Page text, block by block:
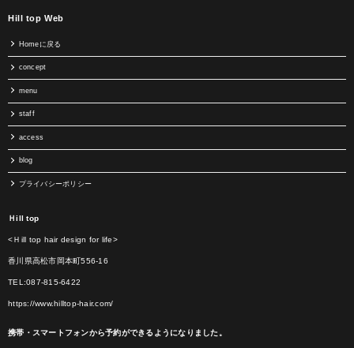
Hill top Web
Homeに戻る
concept
menu
staff
access
blog
プライバシーポリシー
Ｈill top
<Ｈill top hair design for life>
香川県高松市岡本町556-16
TEL:087-815-6422
https://www.hilltop-hair.com/
携帯・スマートフォンから予約ができるようになりました。